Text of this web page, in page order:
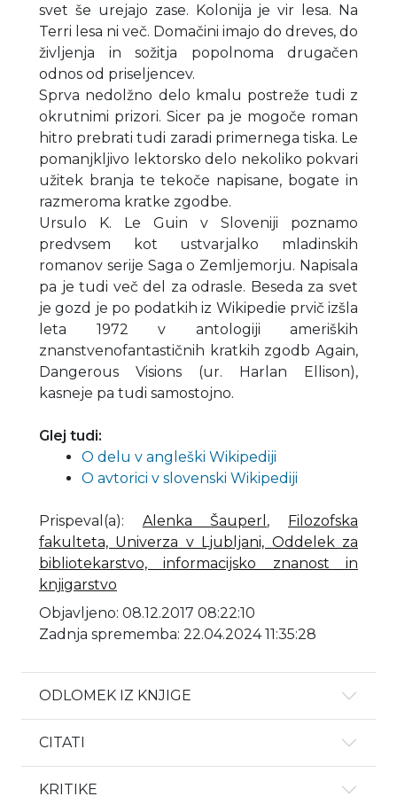
svet še urejajo zase. Kolonija je vir lesa. Na
Terri lesa ni več. Domačini imajo do dreves, do
življenja in sožitja popolnoma drugačen
odnos od priseljencev.
Sprva nedolžno delo kmalu postreže tudi z
okrutnimi prizori. Sicer pa je mogoče roman
hitro prebrati tudi zaradi primernega tiska. Le
pomanjkljivo lektorsko delo nekoliko pokvari
užitek branja te tekoče napisane, bogate in
razmeroma kratke zgodbe.
Ursulo K. Le Guin v Sloveniji poznamo
predvsem kot ustvarjalko mladinskih
romanov serije Saga o Zemljemorju. Napisala
pa je tudi več del za odrasle. Beseda za svet
je gozd je po podatkih iz Wikipedie prvič izšla
leta 1972 v antologiji ameriških
znanstvenofantastičnih kratkih zgodb Again,
Dangerous Visions (ur. Harlan Ellison),
kasneje pa tudi samostojno.
Glej tudi:
O delu v angleški Wikipediji
O avtorici v slovenski Wikipediji
Prispeval(a): Alenka Šauperl , Filozofska
fakulteta, Univerza v Ljubljani, Oddelek za
bibliotekarstvo, informacijsko znanost in
knjigarstvo
Objavljeno: 08.12.2017 08:22:10
Zadnja sprememba: 22.04.2024 11:35:28
ODLOMEK IZ KNJIGE
CITATI
KRITIKE